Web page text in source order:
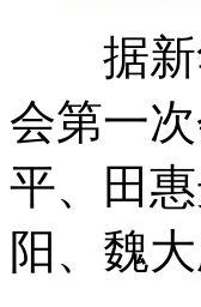
据新华
会第一
平、田
阳、魏